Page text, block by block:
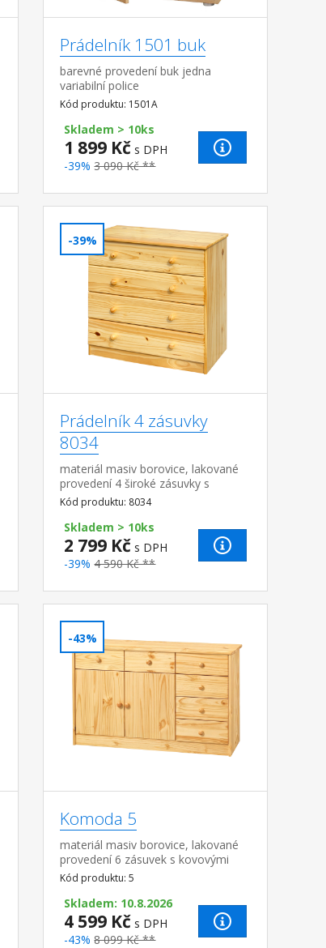
Prádelník 1501 buk
barevné provedení buk jedna
variabilní police
Kód produktu: 1501A
Skladem > 10ks
1 899 Kč s DPH
-39% 3 090 Kč **
-39%
Prádelník 4 zásuvky
8034
materiál masiv borovice, lakované
provedení 4 široké zásuvky s
kovovými pojezdy, hloubka zásuvky
32,5 cm
Kód produktu: 8034
Skladem > 10ks
2 799 Kč s DPH
-39% 4 590 Kč **
-43%
Komoda 5
materiál masiv borovice, lakované
provedení 6 zásuvek s kovovými
pojezdy, skřínka s dvířky a variabilní
policí hloubka zásuvky 27,5 cm
Kód produktu: 5
Skladem: 10.8.2026
4 599 Kč s DPH
-43% 8 099 Kč **